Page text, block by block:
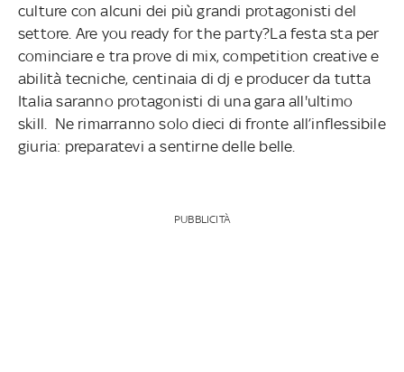
culture con alcuni dei più grandi protagonisti del
settore. Are you ready for the party?La festa sta per
cominciare e tra prove di mix, competition creative e
abilità tecniche, centinaia di dj e producer da tutta
Italia saranno protagonisti di una gara all'ultimo
skill. Ne rimarranno solo dieci di fronte all’inflessibile
giuria: preparatevi a sentirne delle belle.
PUBBLICITÀ